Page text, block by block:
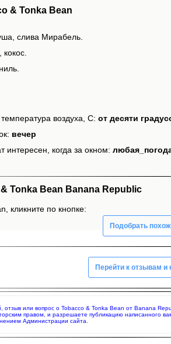
& Tonka Bean
слива Мирабель.
воздуха, С: от десяти
вечер
интересен, когда за окном:
Tonka Bean Banana Republic
кликните по кнопке:
Подобрать
Перейти к отзывам и
отзыв или вопрос о Tobacco & Tonka Bean от Banana
правом, и разрешаете публикацию написанного
Администрации сайта.